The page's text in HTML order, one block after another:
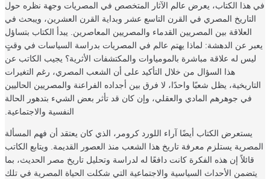
هذا الكتاب، يعرض عالم الآثار المتخصص في المصريات وجهة نظره حول
التاريخ المصري في القرن التاسع عشر وبداية القرن العشرين، ويبحث في
العلاقة بين المصريين القدماء والمصريين المعاصرين. يبدأ الكتاب بتساؤل
عن الدهشة: لماذا يهتم عالم في المصريات بدراسة السياسات في وقتٍ
ليس له علاقة مباشرة بالمومياوات والمكتشفات الأثرية؟ يجيب الكاتب عن
هذا السؤال من خلال التأكيد على أن الشعب المصري، رغم التغيرات
يظل شعبًا واحدًا، لا فرق بين أجداده الفراعنة والمصريين الحاليين
في جوهرهم المادي والعقلي، وإن كان قد تأثر بعض الشيء بتدهور الحالة
النفسية والاجتماعية.
يستعرض الكتاب أيضًا آراء اللورد كرومر، الذي كان يعتقد أن فهم المسألة
يستلزم معرفة تاريخ هذا الشعب منذ العصور القديمة. ويتابع الكاتب
قائلاً إن هذه الفكرة كانت دافعًا له لدراسة وتحليل تاريخ مصر الحديث، بما
الأحداث السياسية والاجتماعية التي شكلت الحياة المصرية في تلك